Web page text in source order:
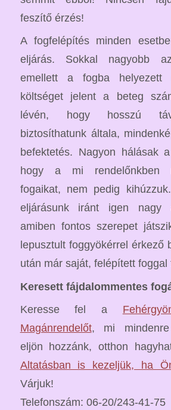
feszítő érzés!
A fogfelépítés minden
eljárás. Sokkal nagyobb
emellett a fogba
költséget jelent a beteg
lévén, hogy hosszú
biztosíthatunk általa,
befektetés. Nagyon hálásak
hogy a mi rendelőnkben
fogaikat, nem pedig
eljárásunk iránt igen nagy
amiben fontos szerepet
lepusztult foggyökérrel érkező
után már saját, felépített foggal
Keresett fájdalommentes
Keresse fel a
Magánrendelőt, mi
eljön hozzánk, otthon
Altatásban is kezeljük, ha
Várjuk!
Telefonszám: 06-20/243-41-75